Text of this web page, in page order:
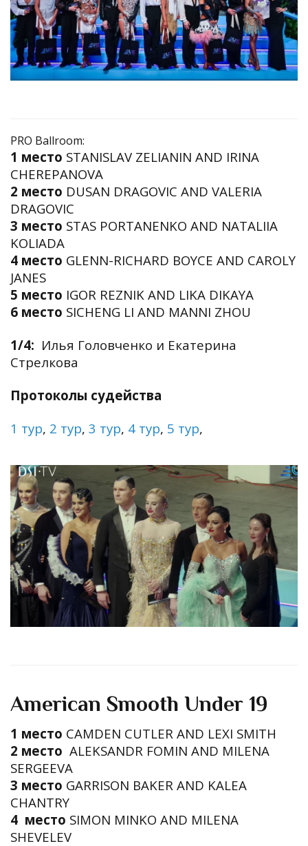
PRO Ballroom:
1 место STANISLAV ZELIANIN AND IRINA
CHEREPANOVA
2 место DUSAN DRAGOVIC AND VALERIA
DRAGOVIC
3 место STAS PORTANENKO AND NATALIIA
KOLIADA
4 место GLENN-RICHARD BOYCE AND CAROLY
JANES
5 место IGOR REZNIK AND LIKA DIKAYA
6 место SICHENG LI AND MANNI ZHOU
1/4: Илья Головченко и Екатерина
Стрелкова
Протоколы судейства
1 тур, 2 тур, 3 тур, 4 тур, 5 тур,
American Smooth Under 19
1 место CAMDEN CUTLER AND LEXI SMITH
2 место ALEKSANDR FOMIN AND MILENA
SERGEEVA
3 место GARRISON BAKER AND KALEA
CHANTRY
4 место SIMON MINKO AND MILENA
SHEVELEV